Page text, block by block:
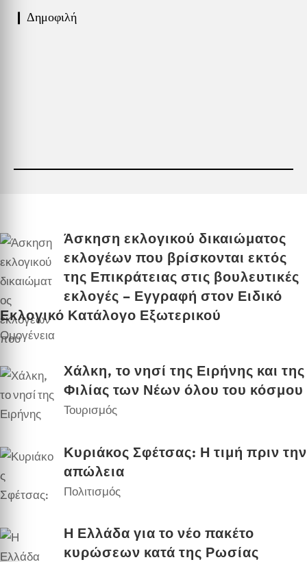
❙ Δημοφιλή
Άσκηση εκλογικού δικαιώματος
εκλογέων που βρίσκονται εκτός
της Επικράτειας στις βουλευτικές
εκλογές – Εγγραφή στον Ειδικό
Εκλογικό Κατάλογο Εξωτερικού
Ομογένεια
Χάλκη, το νησί της Ειρήνης και της
Φιλίας των Νέων όλου του κόσμου
Τουρισμός
Κυριάκος Σφέτσας: Η τιμή πριν την
απώλεια
Πολιτισμός
Η Ελλάδα για το νέο πακέτο
κυρώσεων κατά της Ρωσίας